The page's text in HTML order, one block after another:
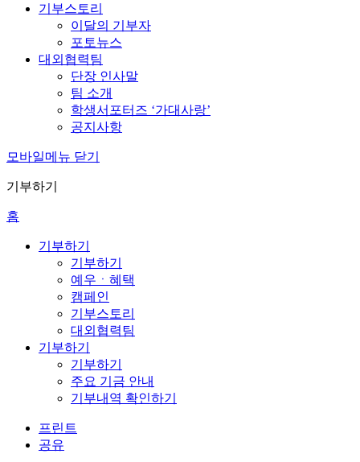
기부스토리
이달의 기부자
포토뉴스
대외협력팀
단장 인사말
팀 소개
학생서포터즈 ‘가대사랑’
공지사항
모바일메뉴 닫기
기부하기
홈
기부하기
기부하기
예우ㆍ혜택
캠페인
기부스토리
대외협력팀
기부하기
기부하기
주요 기금 안내
기부내역 확인하기
프린트
공유